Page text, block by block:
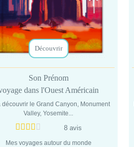
Découvrir
Son Prénom
dans l'Ouest Américain
découvrir le Grand Canyon, Monument
Valley, Yosemite...
8 avis
Mes voyages autour du monde